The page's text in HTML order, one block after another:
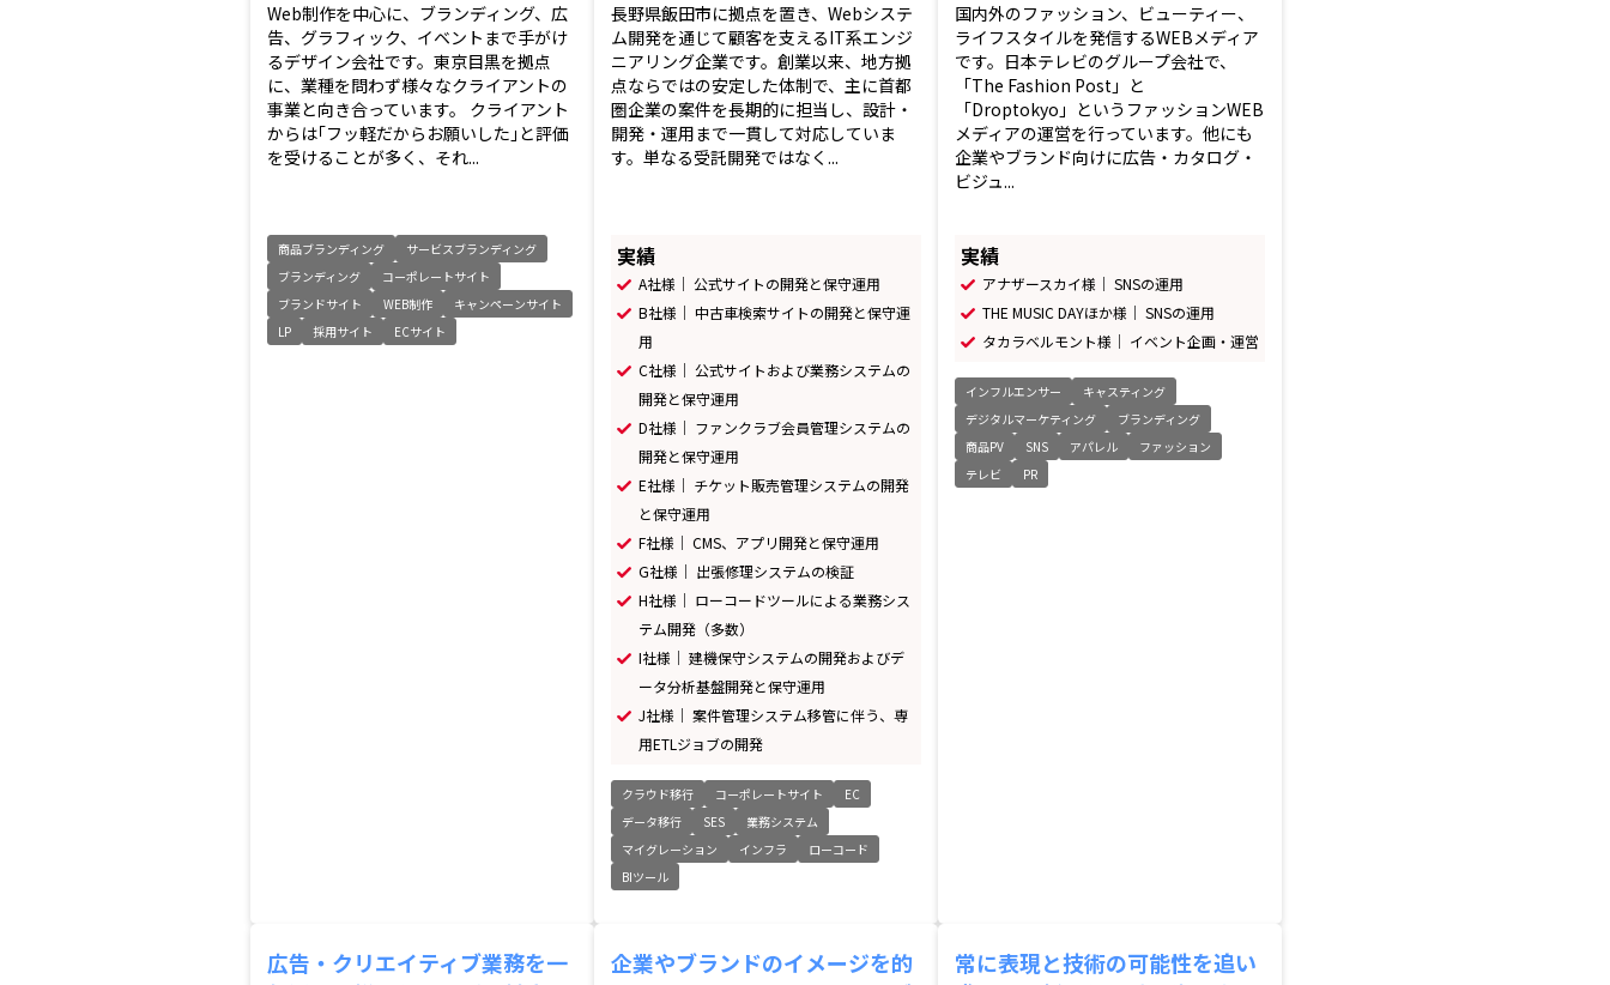
Web制作を中心に、ブランディング、広
告、グラフィック、イベントまで手がけ
るデザイン会社です。東京目黒を拠点
に、業種を問わず様々なクライアントの
事業と向き合っています。 クライアント
からは｢フッ軽だからお願いした｣と評価
を受けることが多く、それ...
商品ブランディング
サービスブランディング
ブランディング
コーポレートサイト
ブランドサイト
WEB制作
キャンペーンサイト
LP
採用サイト ECサイト
長野県飯田市に拠点を置き、Webシステ
ム開発を通じて顧客を支えるIT系エンジ
ニアリング企業です。創業以来、地方拠
点ならではの安定した体制で、主に首都
圏企業の案件を長期的に担当し、設計・
開発・運用まで一貫して対応していま
す。単なる受託開発ではなく...
実績
A社様｜ 公式サイトの開発と保守運用
B社様｜ 中古車検索サイトの開発と保守運
用
C社様｜ 公式サイトおよび業務システムの
開発と保守運用
D社様｜ ファンクラブ会員管理システムの
開発と保守運用
E社様｜ チケット販売管理システムの開発
と保守運用
F社様｜ CMS、アプリ開発と保守運用
G社様｜ 出張修理システムの検証
H社様｜ ローコードツールによる業務シス
テム開発（多数）
I社様｜ 建機保守システムの開発およびデ
ータ分析基盤開発と保守運用
J社様｜ 案件管理システム移管に伴う、専
用ETLジョブの開発
クラウド移行 コーポレートサイト
EC
データ移行
SES
業務システム
マイグレーション
インフラ
ローコード
BIツール
国内外のファッション、ビューティー、
ライフスタイルを発信するWEBメディア
です。日本テレビのグループ会社で、
「The Fashion Post」と
「Droptokyo」というファッションWEB
メディアの運営を行っています。他にも
企業やブランド向けに広告・カタログ・
ビジュ...
実績
アナザースカイ様｜ SNSの運用
THE MUSIC DAYほか様｜ SNSの運用
タカラベルモント様｜ イベント企画・運営
インフルエンサー
キャスティング
デジタルマーケティング
ブランディング
商品PV
SNS アパレル
ファッション
テレビ
PR
広告・クリエイティブ業務を一
企業やブランドのイメージを的
常に表現と技術の可能性を追い